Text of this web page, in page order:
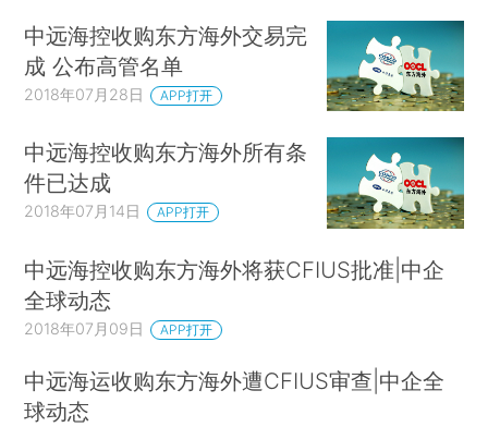
中远海控收购东方海外交易完
成 公布高管名单
2018年07月28日 APP打开
中远海控收购东方海外所有条
件已达成
2018年07月14日 APP打开
中远海控收购东方海外将获CFIUS批准|中企
全球动态
2018年07月09日 APP打开
中远海运收购东方海外遭CFIUS审查|中企全
球动态